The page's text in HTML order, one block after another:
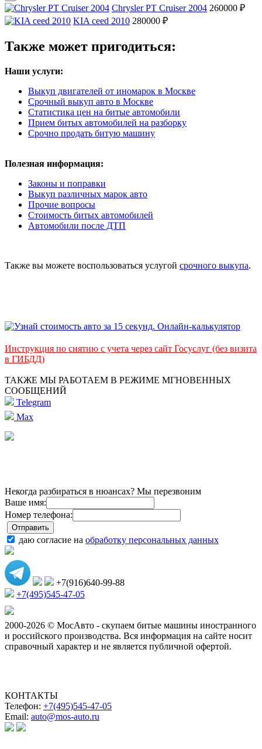
Chrysler PT Cruiser 2004 260000 ₽
KIA ceed 2010 280000 ₽
Также может пригодиться:
Наши услуги:
Выкуп двигателей от иномарок в Москве
Срочный выкуп авто в Москве
Статистика цен на битые автомобили
Прием битых автомобилей на разборку
Срочно продать битую машину
Полезная информация:
Законы и поправки
Выкуп различных марок авто
Прочие вопросы
Стоимость битых автомобилей
Автомобили после ДТП
Также вы можете воспользоваться услугой срочного выкупа.
Инструкция по снятию с учета через сайт Госуслуг (без визита
в ГИБДД)
ТАКЖЕ МЫ РАБОТАЕМ В РЕЖИМЕ МГНОВЕННЫХ
СООБЩЕНИЙ
Telegram
Max
Некогда разбираться в нюансах? Мы перезвоним
Ваше имя:
Номер телефона:
даю согласие на обработку персональных данных
+7(916)640-99-88
+7(495)545-47-05
2000-2026 © МосАвто - скупаем битые машины иностранного
и российского производства. Вся информация на сайте носит
справочный характер и не является публичной офертой.
КОНТАКТЫ
Телефон: +7(495)545-47-05
Email: auto@mos-auto.ru